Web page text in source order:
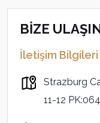
BİZE
İletişim Bilgileri
Strazburg
11-12